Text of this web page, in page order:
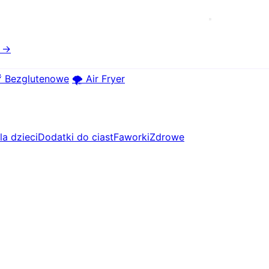
→
Bezglutenowe 🌪️ Air Fryer
dzieciDodatki do ciastFaworkiZdrowe